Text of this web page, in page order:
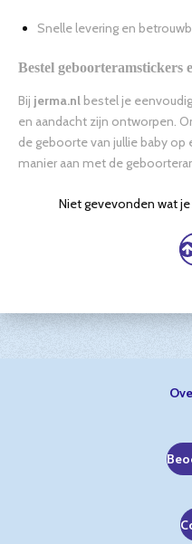
Snelle levering en
Bestel geboorteramstickers
Bij jerma.nl bestel je
en aandacht zijn ontworpen.
de geboorte van jullie baby
manier aan met de
Niet gevevonden wat